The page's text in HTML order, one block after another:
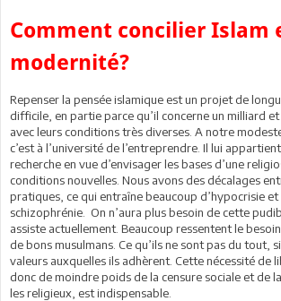
Comment concilier Islam
modernité?
Repenser la pensée islamique est un projet de
difficile, en partie parce qu’il concerne un milliard et
avec leurs conditions très diverses. A notre
c’est à l’université de l’entreprendre. Il lui
recherche en vue d’envisager les bases d’une
conditions nouvelles. Nous avons des décalages
pratiques, ce qui entraîne beaucoup d’hypocrisie
schizophrénie. On n’aura plus besoin de cette
assiste actuellement. Beaucoup ressentent le
de bons musulmans. Ce qu’ils ne sont pas du tout,
valeurs auxquelles ils adhèrent. Cette nécessité de
donc de moindre poids de la censure sociale et de
les religieux, est indispensable.